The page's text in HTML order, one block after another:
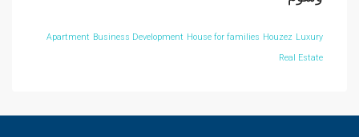
Apartment Business Development House for families Houzez Luxury
Real Estate